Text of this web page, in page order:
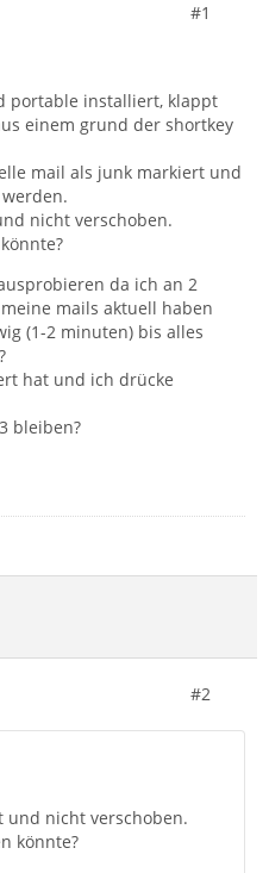
#1
portable installiert, klappt
einem grund der shortkey
mail als junk markiert und
nicht verschoben.
da ich an 2
mails aktuell haben
(1-2 minuten) bis alles
hat und ich drücke
bleiben?
#2
nicht verschoben.
könnte?